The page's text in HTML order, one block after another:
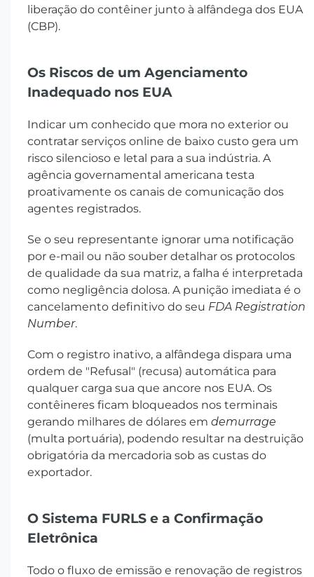
liberação do contêiner junto à alfândega dos EUA
(CBP).
Os Riscos de um Agenciamento
Inadequado nos EUA
Indicar um conhecido que mora no exterior ou
contratar serviços online de baixo custo gera um
risco silencioso e letal para a sua indústria. A
agência governamental americana testa
proativamente os canais de comunicação dos
agentes registrados.
Se o seu representante ignorar uma notificação
por e-mail ou não souber detalhar os protocolos
de qualidade da sua matriz, a falha é interpretada
como negligência dolosa. A punição imediata é o
cancelamento definitivo do seu FDA Registration
Number.
Com o registro inativo, a alfândega dispara uma
ordem de "Refusal" (recusa) automática para
qualquer carga sua que ancore nos EUA. Os
contêineres ficam bloqueados nos terminais
gerando milhares de dólares em demurrage
(multa portuária), podendo resultar na destruição
obrigatória da mercadoria sob as custas do
exportador.
O Sistema FURLS e a Confirmação
Eletrônica
Todo o fluxo de emissão e renovação de registros